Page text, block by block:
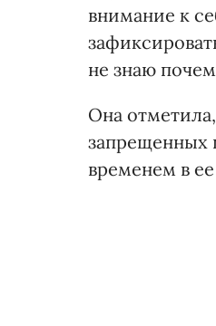
внимание к
не знаю
Она
запрещенных
временем в